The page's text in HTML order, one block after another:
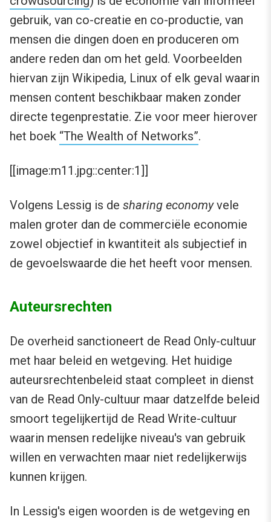
gebruik, van co-creatie en co-productie, van
mensen die dingen doen en produceren om
andere reden dan om het geld. Voorbeelden
hiervan zijn Wikipedia, Linux of elk geval waarin
mensen content beschikbaar maken zonder
directe tegenprestatie. Zie voor meer hierover
het boek “The Wealth of Networks”.
[[image:m11.jpg::center:1]]
Volgens Lessig is de sharing economyvele
malen groter dan de commerciële economie
zowel objectief in kwantiteit als subjectief in
de gevoelswaarde die het heeft voor mensen.
Auteursrechten
De overheid sanctioneert de Read Only-cultuur
met haar beleid en wetgeving. Het huidige
auteursrechtenbeleid staat compleet in dienst
van de Read Only-cultuur maar datzelfde beleid
smoort tegelijkertijd de Read Write-cultuur
waarin mensen redelijke niveau's van gebruik
willen en verwachten maar niet redelijkerwijs
kunnen krijgen.
In Lessig's eigen woorden is de wetgeving en